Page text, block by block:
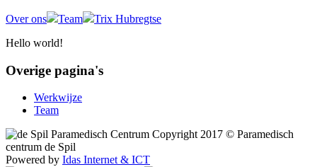
Over ons Team
Trix Hubregtse
Hello world!
Overige pagina's
Werkwijze
Team
Copyright 2017 © Paramedisch
centrum de Spil
Powered by Idas Internet & ICT